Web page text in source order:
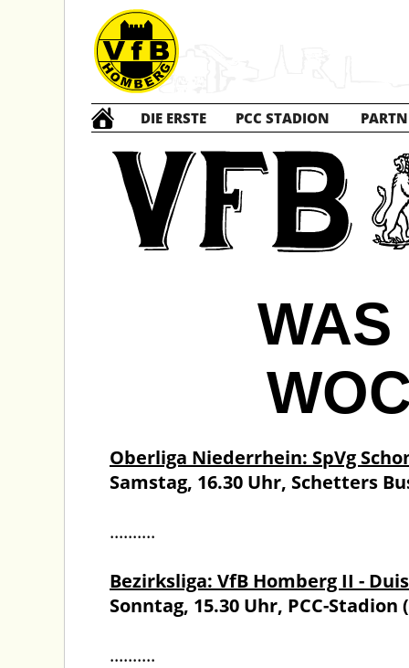
DIE ERSTE PCC STADION
Oberliga Niederrhein: SpVg
Samstag, 16.30 Uhr, Schetters
..........
Bezirksliga: VfB Homberg II -
Sonntag, 15.30 Uhr, PCC-
..........